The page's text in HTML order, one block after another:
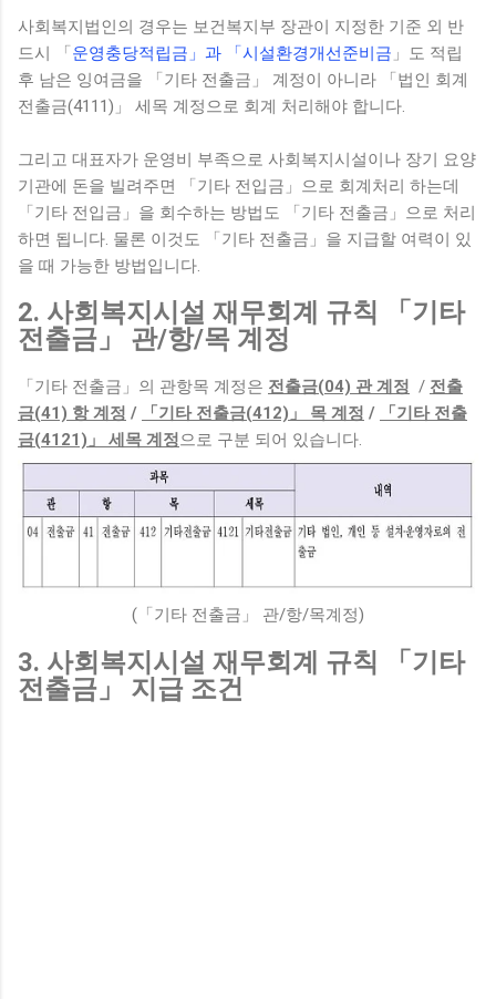
사회복지법인의 경우는 보건복지부 장관이 지정한 기준 외 반
드시 「운영충당적립금」과 「시설환경개선준비금 」도 적립
후 남은 잉여금을 「기타 전출금」 계정이 아니라 「법인 회계
전출금(4111)」 세목 계정으로 회계 처리해야 합니다.
그리고 대표자가 운영비 부족으로 사회복지시설이나 장기 요양
기관에 돈을 빌려주면 「기타 전입금」으로 회계처리 하는데
「기타 전입금」을 회수하는 방법도 「기타 전출금」으로 처리
하면 됩니다. 물론 이것도 「기타 전출금」을 지급할 여력이 있
을 때 가능한 방법입니다.
2. 사회복지시설 재무회계 규칙 「기타
전출금」 관/항/목 계정
「기타 전출금」의 관항목 계정은 전출금(04) 관 계정 / 전출
금(41) 항 계정 / 「기타 전출금(412)」 목 계정 /
「기타 전출
금(4121)」 세목 계정으로 구분 되어 있습니다.
(「기타 전출금」 관/항/목계정)
3. 사회복지시설 재무회계 규칙 「기타
전출금」 지급 조건